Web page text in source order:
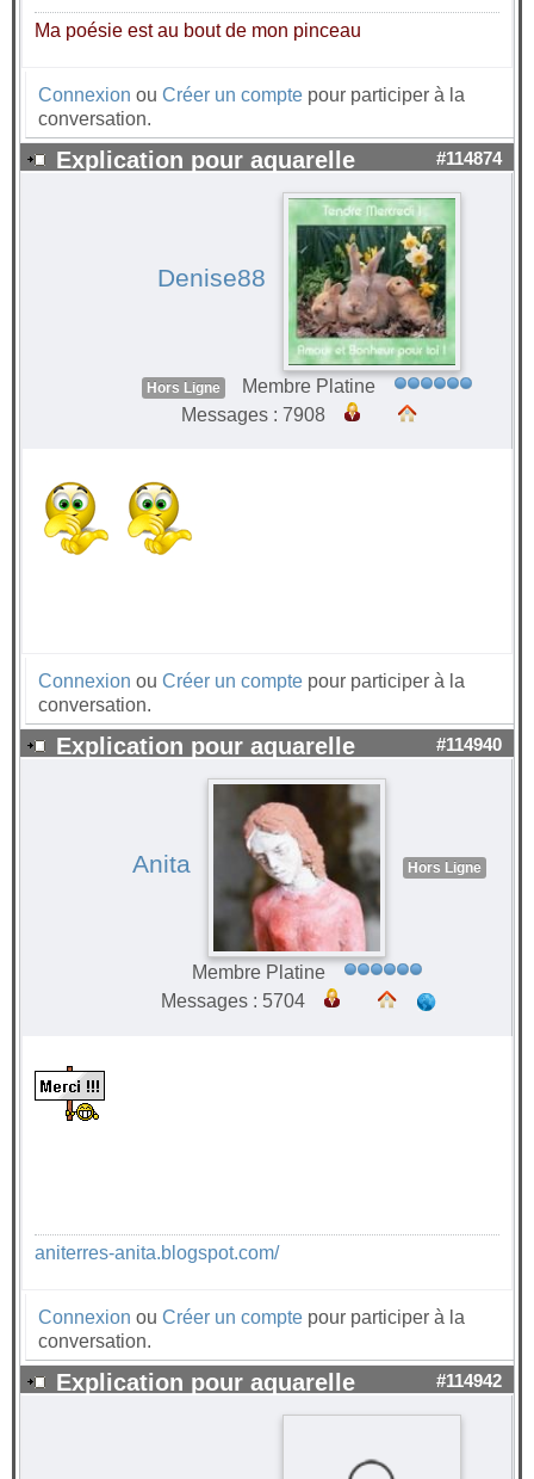
Ma poésie est au bout de mon pinceau
Connexion ou Créer un compte pour participer à la
conversation.
Explication pour aquarelle #114874
Denise88
Hors Ligne
Membre Platine
Messages : 7908
Connexion ou Créer un compte pour participer à la
conversation.
Explication pour aquarelle #114940
Anita Hors Ligne
Membre Platine
Messages : 5704
aniterres-anita.blogspot.com/
Connexion ou Créer un compte pour participer à la
conversation.
Explication pour aquarelle #114942